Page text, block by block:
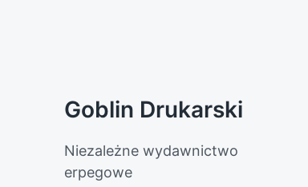
Goblin Drukarski
Niezależne wydawnictwo
erpegowe